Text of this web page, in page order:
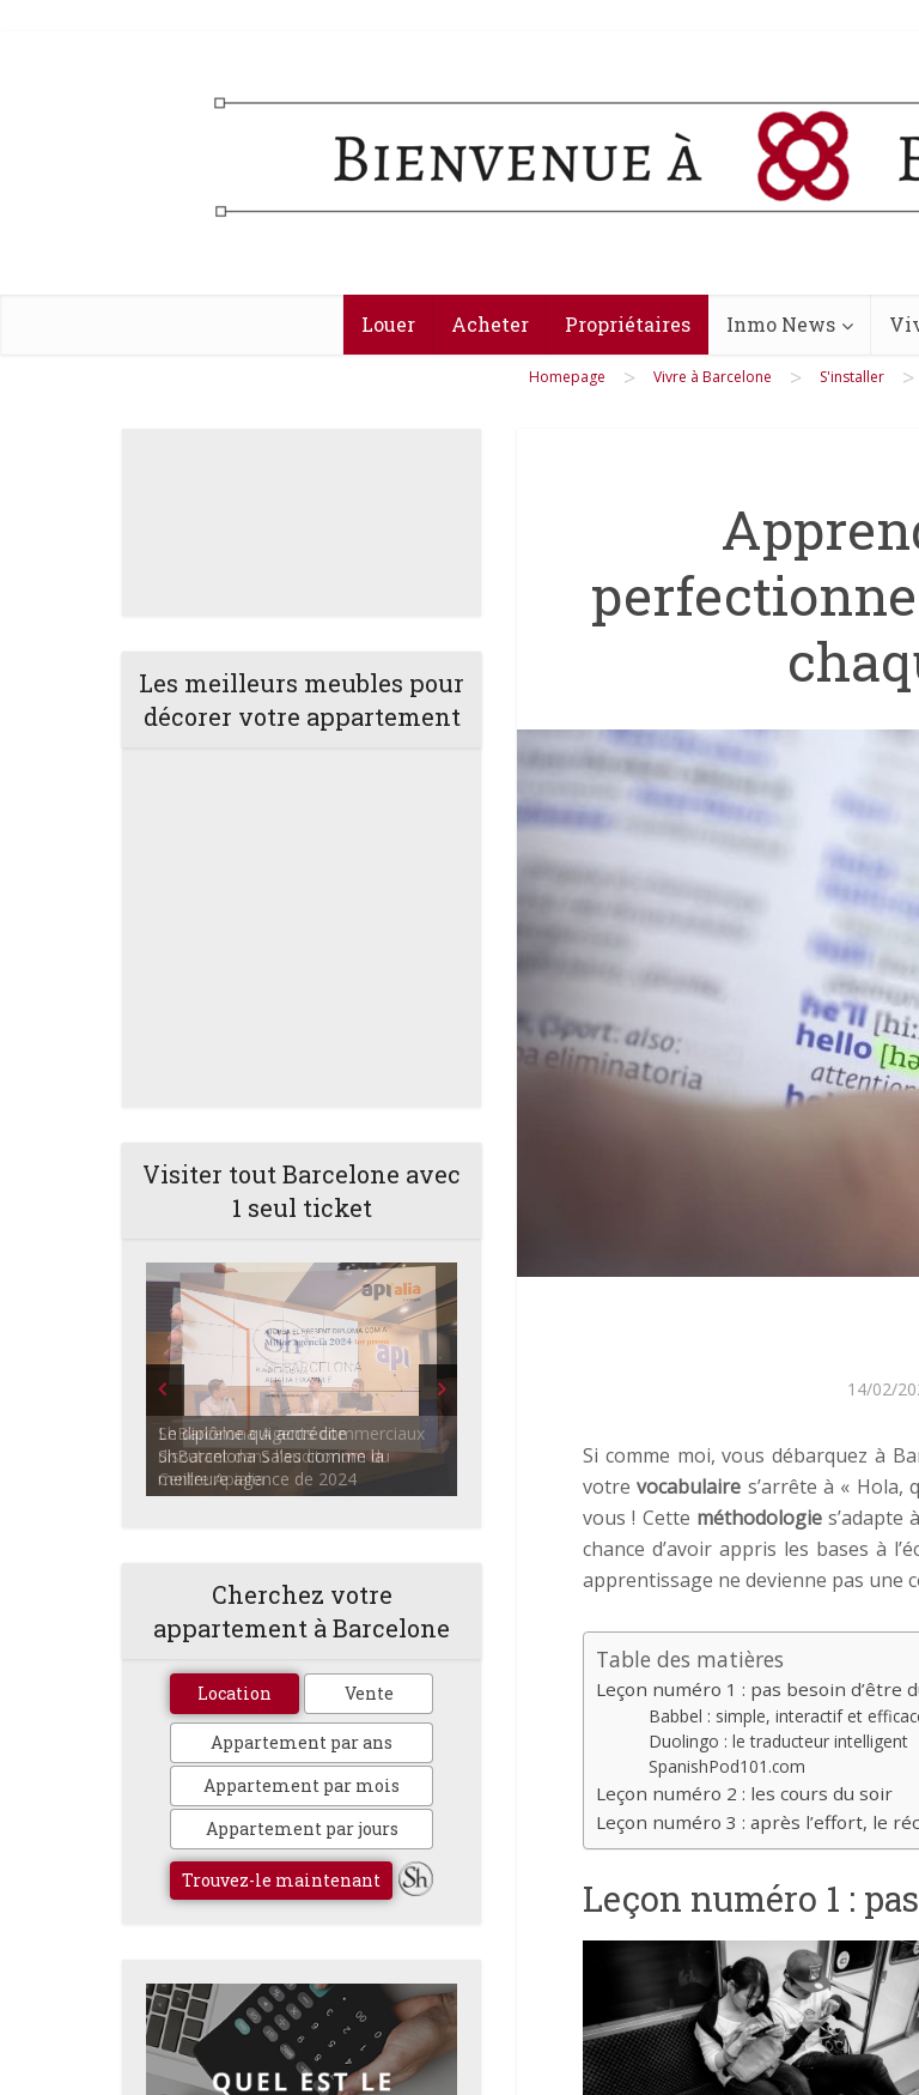
Louer Acheter Propriétaires Inmo News
Homepage > Vivre à Barcelone > S'installer >
Les meilleurs meubles pour
décorer votre appartement
Visiter tout Barcelone avec
1 seul ticket
ShBarcelona Agents commerciaux
discutant dans l'auditorium du
Centre Apialia
Cherchez votre
appartement à Barcelone
Location Vente
Appartement par ans
Appartement par mois
Appartement par jours
Trouvez-le maintenant
14/02/
Si comme moi, vous débarquez à
votrevocabulaire s’arrête à « Hola,
vous ! Cette méthodologies’adapte
chance d’avoir appris les bases à
apprentissage ne devienne pas une
Table des matières
Leçon numéro 1 : pas besoin d’être
Babbel : simple, interactif et
Duolingo : le traducteur intelligent
SpanishPod101.com
Leçon numéro 2 : les cours du soir
Leçon numéro 3 : après l’effort, le
Leçon numéro 1 :